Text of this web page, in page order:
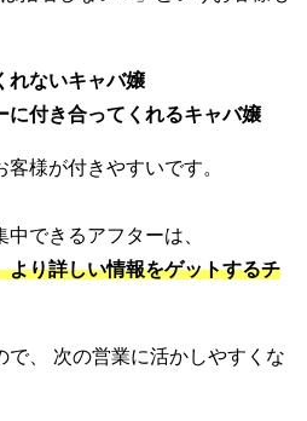
れないキャバ嬢
に付き合ってくれるキャバ嬢
客様が付きやすいです。
できるアフターは、
より詳しい情報をゲットするチ
で、 次の営業に活かしやすくな